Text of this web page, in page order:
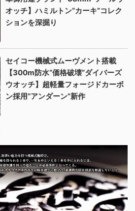
オッチ】ハミルトン“カーキ”コレク
ションを深掘り
セイコー機械式ムーヴメント搭載
【300m防水“価格破壊”ダイバーズ
ウオッチ】超軽量フォージドカーボ
ン採用“アンダーン”新作